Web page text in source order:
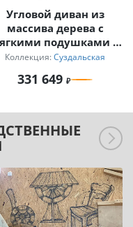
Угловой диван из
массива дерева с
подушками и
журнальный столик
Коллекция: Суздальская
331 649